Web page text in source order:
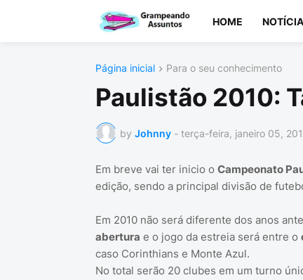
HOME
Página inicial Para o seu conhecimento
Paulistão 2010:
by Johnny - terça-feira, janeiro 05,
Em breve vai ter inicio o Campeonato
edição, sendo a principal divisão de
Em 2010 não será diferente dos anos
abertura e o jogo da estreia será entre o
caso Corinthians e Monte Azul.
No total serão 20 clubes em um turno